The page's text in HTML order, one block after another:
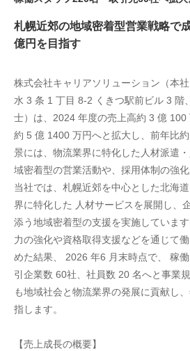
札幌近郊の地域密着型営業戦略で
億円を目指す
株式会社キャリアソリューション（本
水 3 条 1 丁目 8-2 くきつ駅前ビル 3 階
士）は、2024 年度の売上高約 3 億
約 5 億 1400 万円へと拡大し、前年比
景には、物流業界に特化した人材派遣
域密着型の営業活動や、採用体制の強化
当社では、札幌近郊を中心とした北海
界に特化した 人材サービスを展開し、
添う地域密着型の支援を実施していま
力の強化や資格取得支援などを通じて
めた結果、 2026 年6 月末時点で、 稼
引企業数 60社、社員数 20 名へと事業
も地域社会と物流業界の発展に貢献し
指します。
【売上成長の概要】